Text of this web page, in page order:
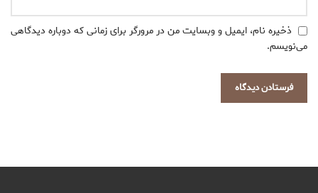
ذخیره نام، ایمیل و وبسایت من در مرورگر برای زمانی که دوباره دیدگاهی
می‌نویسم.